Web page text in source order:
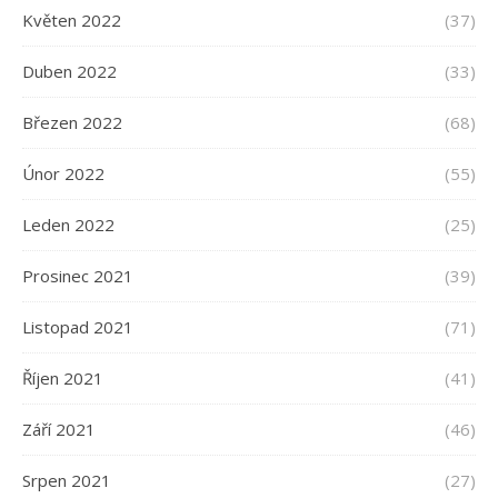
Květen 2022 (37)
Duben 2022 (33)
Březen 2022 (68)
Únor 2022 (55)
Leden 2022 (25)
Prosinec 2021 (39)
Listopad 2021 (71)
Říjen 2021 (41)
Září 2021 (46)
Srpen 2021 (27)